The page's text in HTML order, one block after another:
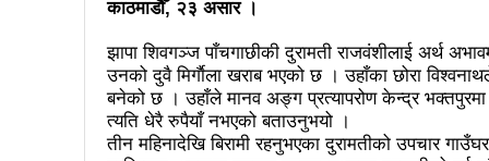
समाचार हटाउने अदालतको आदेश
लोकतान्त्रिक सहिद सन्तति वृत्ति
नवलपरासी काठमाडौँ सम्पर्क
काठमाडौँ, २३ असार ।
झापा शिवगञ्ज पाँचगाछीकी दुरामती राजवंशीलाई अर्थ
उनको दुवै मिर्गाैला खराब भएको छ । उहाँका छोरा
बनेको छ । उहाँले मानव अङ्ग प्रत्यापरोण केन्द्र भक्तपुरमा
त्यति धेरै रुपैयाँ नभएको बताउनुभयो ।
तीन महिनादेखि बिरामी रहनुभएका दुरामतीको उपचार